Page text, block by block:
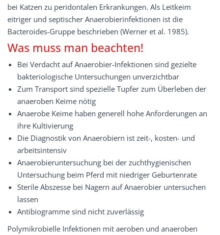
bei Katzen zu peridontalen Erkrankungen. Als Leitkeim
eitriger und septischer Anaerobierinfektionen ist die
Bacteroides-Gruppe beschrieben (Werner et al. 1985).
Was muss man beachten!
Bei Verdacht auf Anaerobier-Infektionen sind gezielte
bakteriologische Untersuchungen unverzichtbar
Zum Transport sind spezielle Tupfer zum Überleben der
anaeroben Keime nötig
Anaerobe Keime haben generell hohe Anforderungen an
ihre Kultivierung
Die Diagnostik von Anaerobiern ist zeit-, kosten- und
arbeitsintensiv
Anaerobieruntersuchung bei der zuchthygienischen
Untersuchung beim Pferd mit niedriger Geburtenrate
Sterile Abszesse bei Nagern auf Anaerobier untersuchen
lassen
Antibiogramme sind nicht zuverlässig
Polymikrobielle Infektionen mit aeroben und anaeroben